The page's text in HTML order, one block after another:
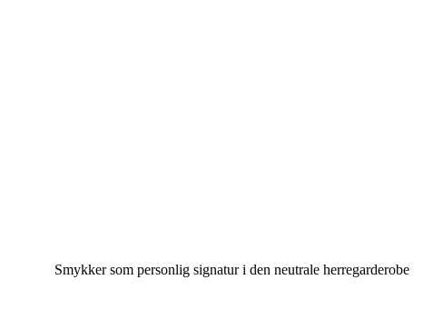
Smykker som personlig signatur i den neutrale herregarderobe